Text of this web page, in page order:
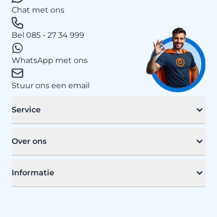
Chat met ons
Bel 085 - 27 34 999
WhatsApp met ons
Stuur ons een email
Service
Over ons
Informatie